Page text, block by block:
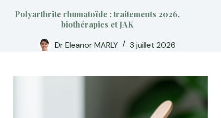
Polyarthrite rhumatoïde : traitements 2026,
biothérapies et JAK
Dr Eleanor MARLY
3 juillet 2026